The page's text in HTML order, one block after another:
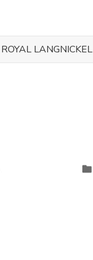
ROYAL LANGNICKEL